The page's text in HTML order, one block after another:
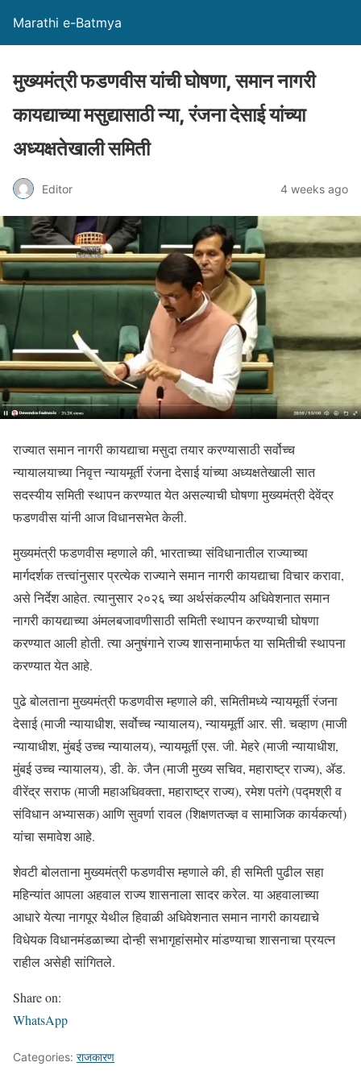
Marathi e-Batmya
मुख्यमंत्री फडणवीस यांची घोषणा, समान नागरी
कायद्याच्या मसुद्यासाठी न्या, रंजना देसाई यांच्या
अध्यक्षतेखाली समिती
Editor 4 weeks ago
राज्यात समान नागरी कायद्याचा मसुदा तयार करण्यासाठी सर्वोच्च
न्यायालयाच्या निवृत्त न्यायमूर्ती रंजना देसाई यांच्या अध्यक्षतेखाली सात
सदस्यीय समिती स्थापन करण्यात येत असल्याची घोषणा मुख्यमंत्री देवेंद्र
फडणवीस यांनी आज विधानसभेत केली.
मुख्यमंत्री फडणवीस म्हणाले की, भारताच्या संविधानातील राज्याच्या
मार्गदर्शक तत्त्वांनुसार प्रत्येक राज्याने समान नागरी कायद्याचा विचार करावा,
असे निर्देश आहेत. त्यानुसार २०२६ च्या अर्थसंकल्पीय अधिवेशनात समान
नागरी कायद्याच्या अंमलबजावणीसाठी समिती स्थापन करण्याची घोषणा
करण्यात आली होती. त्या अनुषंगाने राज्य शासनामार्फत या समितीची स्थापना
करण्यात येत आहे.
पुढे बोलताना मुख्यमंत्री फडणवीस म्हणाले की, समितीमध्ये न्यायमूर्ती रंजना
देसाई (माजी न्यायाधीश, सर्वोच्च न्यायालय), न्यायमूर्ती आर. सी. चव्हाण (माजी
न्यायाधीश, मुंबई उच्च न्यायालय), न्यायमूर्ती एस. जी. मेहरे (माजी न्यायाधीश,
मुंबई उच्च न्यायालय), डी. के. जैन (माजी मुख्य सचिव, महाराष्ट्र राज्य), ॲड.
वीरेंद्र सराफ (माजी महाअधिवक्ता, महाराष्ट्र राज्य), रमेश पतंगे (पद्मश्री व
संविधान अभ्यासक) आणि सुवर्णा रावल (शिक्षणतज्ज्ञ व सामाजिक कार्यकर्त्या)
यांचा समावेश आहे.
शेवटी बोलताना मुख्यमंत्री फडणवीस म्हणाले की, ही समिती पुढील सहा
महिन्यांत आपला अहवाल राज्य शासनाला सादर करेल. या अहवालाच्या
आधारे येत्या नागपूर येथील हिवाळी अधिवेशनात समान नागरी कायद्याचे
विधेयक विधानमंडळाच्या दोन्ही सभागृहांसमोर मांडण्याचा शासनाचा प्रयत्न
राहील असेही सांगितले.
Share on:
WhatsApp
Categories: राजकारण